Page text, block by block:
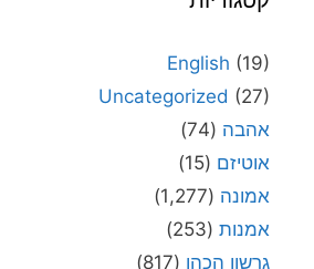
English (19)
Uncategorized (27)
אהבה (74)
אוטיזם (15)
אמונה (1,277)
אמנות (253)
גרשון הכהן (817)